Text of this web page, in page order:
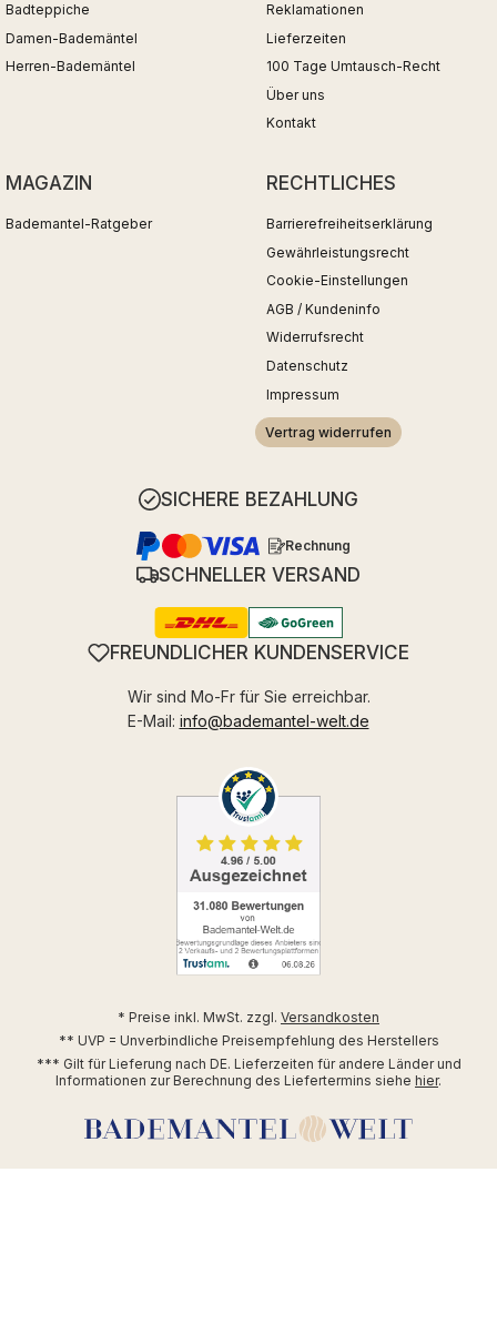
Badteppiche
Damen-Bademäntel
Herren-Bademäntel
Reklamationen
Lieferzeiten
100 Tage Umtausch-Recht
Über uns
Kontakt
MAGAZIN
Bademantel-Ratgeber
RECHTLICHES
Barrierefreiheitserklärung
Gewährleistungsrecht
Cookie-Einstellungen
AGB / Kundeninfo
Widerrufsrecht
Datenschutz
Impressum
Vertrag widerrufen
SICHERE BEZAHLUNG
Rechnung
SCHNELLER VERSAND
FREUNDLICHER KUNDENSERVICE
Wir sind Mo-Fr für Sie erreichbar.
E-Mail: info@bademantel-welt.de
* Preise inkl. MwSt. zzgl. Versandkosten
** UVP = Unverbindliche Preisempfehlung des Herstellers
*** Gilt für Lieferung nach DE. Lieferzeiten für andere Länder und
Informationen zur Berechnung des Liefertermins siehe hier.